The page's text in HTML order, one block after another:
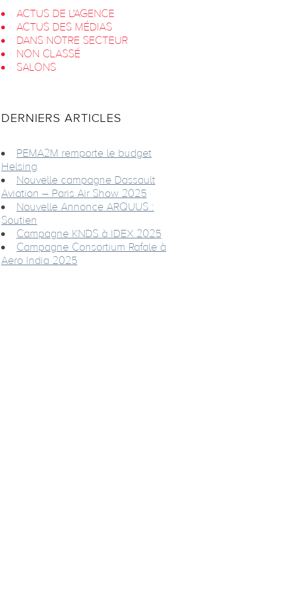
ACTUS DE L'AGENCE
ACTUS DES MÉDIAS
DANS NOTRE SECTEUR
NON CLASSÉ
SALONS
DERNIERS ARTICLES
PEMA2M remporte le budget
Helsing
Nouvelle campagne Dassault
Aviation – Paris Air Show 2025
Nouvelle Annonce ARQUUS :
Soutien
Campagne KNDS à IDEX 2025
Campagne Consortium Rafale à
Aero India 2025